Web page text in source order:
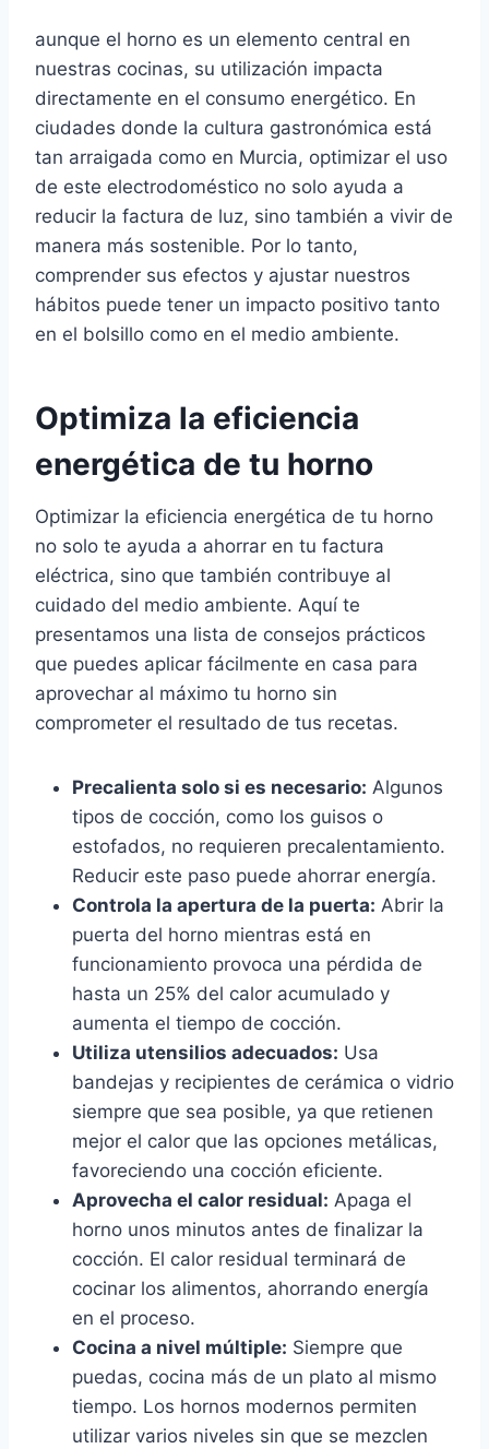
aunque el horno es un elemento central en
nuestras cocinas, su utilización impacta
directamente en el consumo energético. En
ciudades donde la cultura gastronómica está
tan arraigada como en Murcia, optimizar el uso
de este electrodoméstico no solo ayuda a
reducir la factura de luz, sino también a vivir de
manera más sostenible. Por lo tanto,
comprender sus efectos y ajustar nuestros
hábitos puede tener un impacto positivo tanto
en el bolsillo como en el medio ambiente.
Optimiza la eficiencia
energética de tu horno
Optimizar la eficiencia energética de tu horno
no solo te ayuda a ahorrar en tu factura
eléctrica, sino que también contribuye al
cuidado del medio ambiente. Aquí te
presentamos una lista de consejos prácticos
que puedes aplicar fácilmente en casa para
aprovechar al máximo tu horno sin
comprometer el resultado de tus recetas.
Precalienta solo si es necesario: Algunos
tipos de cocción, como los guisos o
estofados, no requieren precalentamiento.
Reducir este paso puede ahorrar energía.
Controla la apertura de la puerta: Abrir la
puerta del horno mientras está en
funcionamiento provoca una pérdida de
hasta un 25% del calor acumulado y
aumenta el tiempo de cocción.
Utiliza utensilios adecuados: Usa
bandejas y recipientes de cerámica o vidrio
siempre que sea posible, ya que retienen
mejor el calor que las opciones metálicas,
favoreciendo una cocción eficiente.
Aprovecha el calor residual: Apaga el
horno unos minutos antes de finalizar la
cocción. El calor residual terminará de
cocinar los alimentos, ahorrando energía
en el proceso.
Cocina a nivel múltiple: Siempre que
puedas, cocina más de un plato al mismo
tiempo. Los hornos modernos permiten
utilizar varios niveles sin que se mezclen